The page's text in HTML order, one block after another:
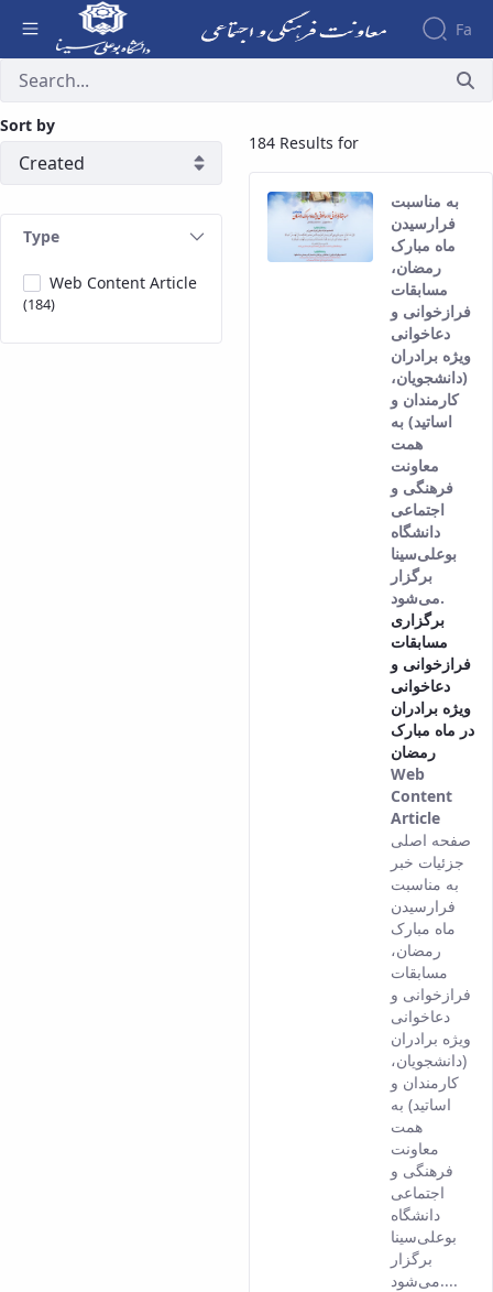
Fa
Vice-
About
Chancellor
Responsibilities
آرشیو اخبار - معاونت فرهنگی
Sort by
Type
Web Content Article
(184)
184 Results for
به مناسبت
فرارسیدن
ماه مبارک
رمضان،
مسابقات
فرازخوانی و
دعاخوانی
ویژه برادران
(دانشجویان،
کارمندان و
اساتید) به
همت
معاونت
فرهنگی و
اجتماعی
دانشگاه
بوعلی‌سینا
برگزار
می‌شود.
برگزاری
مسابقات
فرازخوانی و
دعاخوانی
ویژه برادران
در ماه مبارک
رمضان
Web
Content
Article
This
comes
from
the
of this
صفحه اصلی
جزئیات خبر
به مناسبت
فرارسیدن
ماه مبارک
رمضان،
مسابقات
فرازخوانی و
دعاخوانی
ویژه برادران
(دانشجویان،
کارمندان و
اساتید) به
همت
معاونت
فرهنگی و
اجتماعی
دانشگاه
بوعلی‌سینا
برگزار
می‌شود....